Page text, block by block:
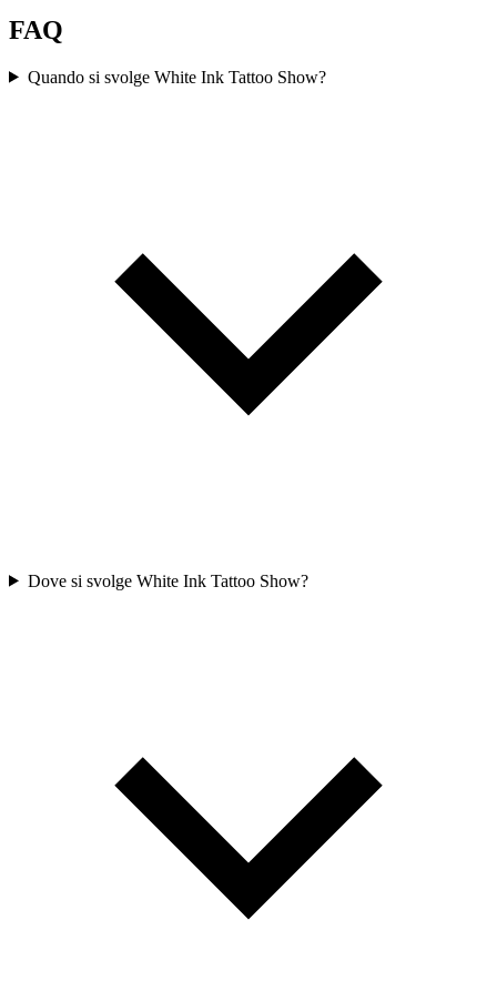
FAQ
Quando si svolge White Ink Tattoo Show?
Dove si svolge White Ink Tattoo Show?